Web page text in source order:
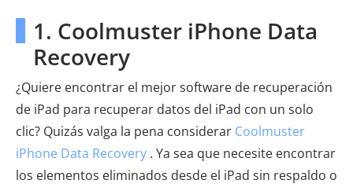
1. Coolmuster iPhone Data
Recovery
¿Quiere encontrar el mejor software de recuperación
de iPad para recuperar datos del iPad con un solo
clic? Quizás valga la pena considerar Coolmuster
iPhone Data Recovery . Ya sea que necesite encontrar
los elementos eliminados desde el iPad sin respaldo o